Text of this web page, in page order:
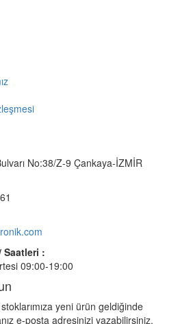
No:38/Z-9 Çankaya-İZMİR
Saatleri :
09:00-19:00
yeni ürün geldiğinde
e-posta adresinizi yazabilirsiniz.